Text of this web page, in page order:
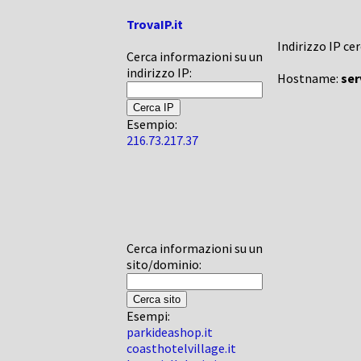
TrovaIP.it
Cerca informazioni su un
indirizzo IP:
Esempio:
216.73.217.37
Cerca informazioni su un
sito/dominio:
Esempi:
parkideashop.it
coasthotelvillage.it
Indirizzo IP
Hostname: